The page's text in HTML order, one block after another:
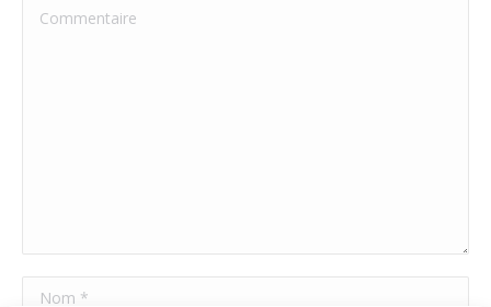
Commentaire
Nom *